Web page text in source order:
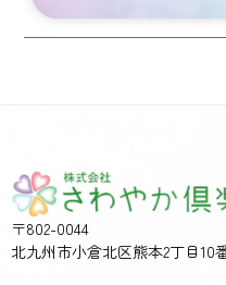
〒802-0044
北九州市小倉北区熊本2丁目10